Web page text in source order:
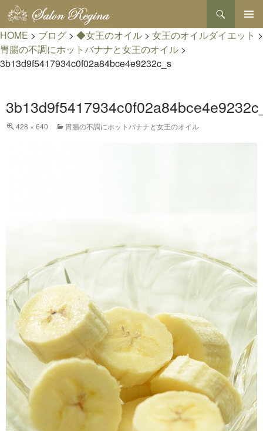
検
索
メインメ
ニュー
ン
キ
ッ
HOME > ブログ > ◆女王のオイル > 女王のオイルダイエット >
胃腸の不調にホットバナナと女王のオイル >
3b13d9f5417934c0f02a84bce4e9232c_s
428 × 640 胃腸の不調にホットバナナと女王のオイル